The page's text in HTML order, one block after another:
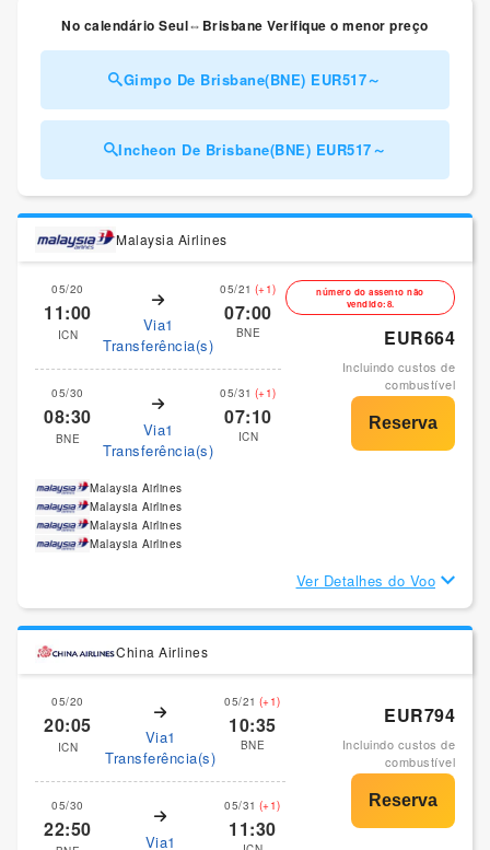
No calendário Seul⇔Brisbane Verifique o menor preço
Gimpo De Brisbane(BNE) EUR517～
Incheon De Brisbane(BNE) EUR517～
Malaysia Airlines
05/20
11:00
ICN
Via1
Transferência(s)
05/21 (+1)
07:00
BNE
05/30
08:30
BNE
Via1
Transferência(s)
05/31 (+1)
07:10
ICN
número do assento não
vendido:8.
EUR664
Incluindo custos de
combustível
Malaysia Airlines
Malaysia Airlines
Malaysia Airlines
Malaysia Airlines
Ver Detalhes do Voo
China Airlines
05/20
20:05
ICN
Via1
Transferência(s)
05/21 (+1)
10:35
BNE
05/30
22:50 Via1
05/31 (+1)
11:30
EUR794
Incluindo custos de
combustível